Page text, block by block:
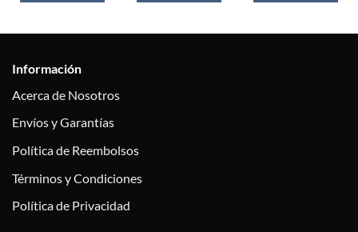
Información
Acerca de Nosotros
Envíos y Garantías
Política de Reembolsos
Términos y Condiciones
Política de Privacidad